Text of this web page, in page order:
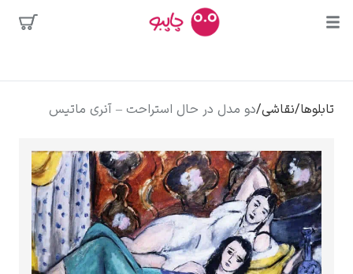
جستجوها
پیکاسو
سالوادور دالی
فریدا کالوا
محبوب‌ترین
هنرمندان
کلود مونه
تابلوها/نقاشی/دو مدل در حال استراحت – آنری ماتیس